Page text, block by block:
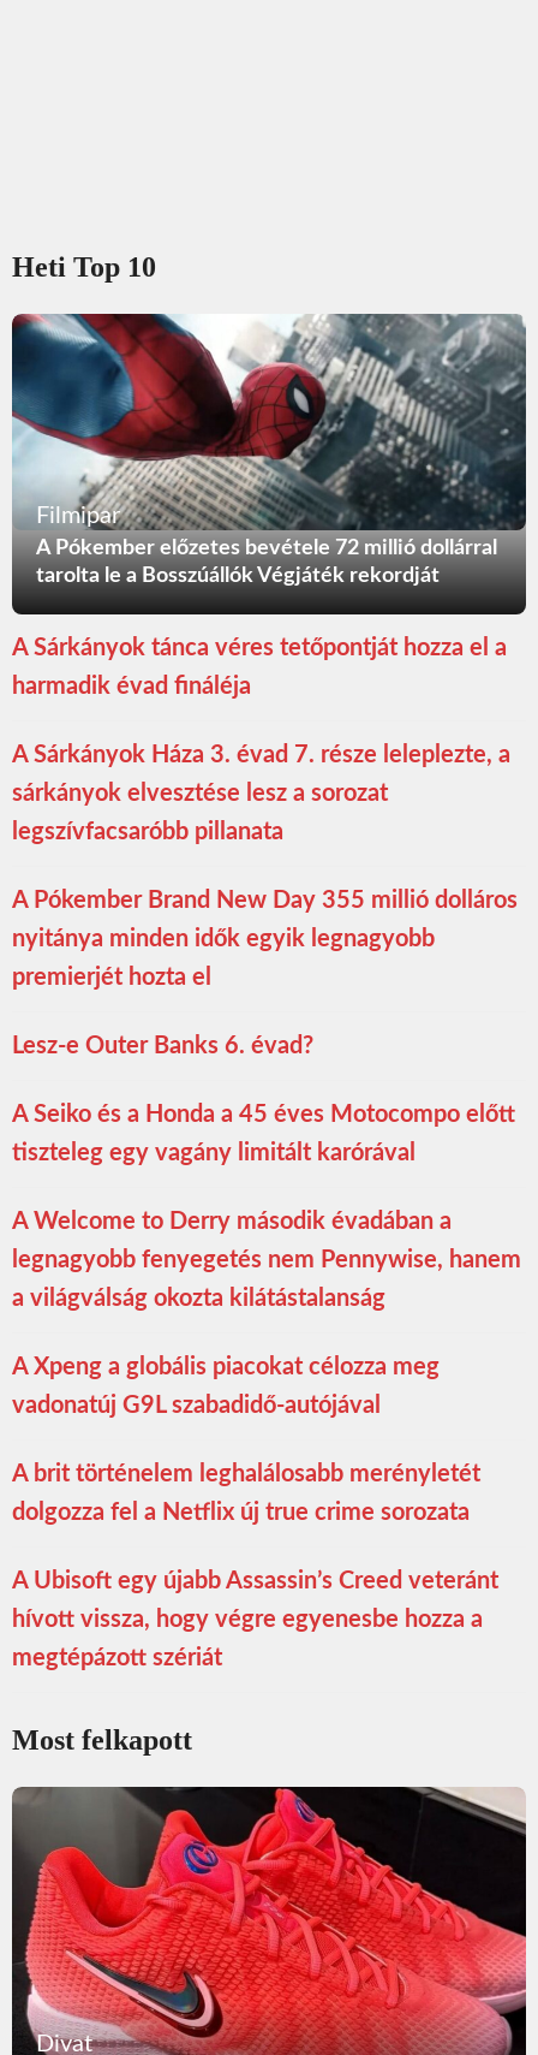
Heti Top 10
Filmipar
A Pókember előzetes bevétele 72 millió dollárral
tarolta le a Bosszúállók Végjáték rekordját
A Sárkányok tánca véres tetőpontját hozza el a
harmadik évad fináléja
A Sárkányok Háza 3. évad 7. része leleplezte, a
sárkányok elvesztése lesz a sorozat
legszívfacsaróbb pillanata
A Pókember Brand New Day 355 millió dolláros
nyitánya minden idők egyik legnagyobb
premierjét hozta el
Lesz-e Outer Banks 6. évad?
A Seiko és a Honda a 45 éves Motocompo előtt
tiszteleg egy vagány limitált karórával
A Welcome to Derry második évadában a
legnagyobb fenyegetés nem Pennywise, hanem
a világválság okozta kilátástalanság
A Xpeng a globális piacokat célozza meg
vadonatúj G9L szabadidő-autójával
A brit történelem leghalálosabb merényletét
dolgozza fel a Netflix új true crime sorozata
A Ubisoft egy újabb Assassin’s Creed veteránt
hívott vissza, hogy végre egyenesbe hozza a
megtépázott szériát
Most felkapott
Divat